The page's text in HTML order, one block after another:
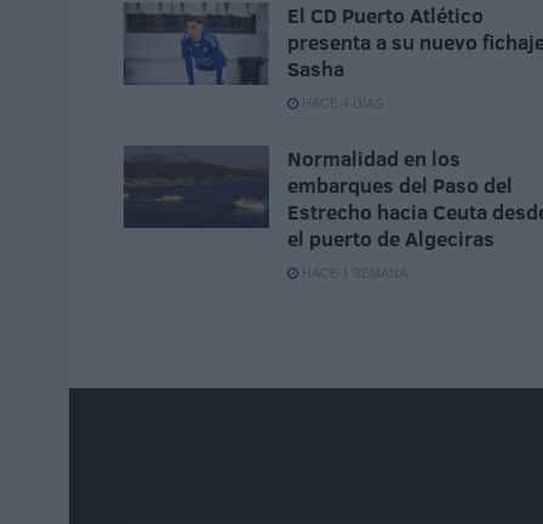
El CD Puerto Atlético
presenta a su nuevo
Sasha
HACE 4 DÍAS
Normalidad en los
embarques del Paso del
Estrecho hacia Ceuta
el puerto de Algeciras
HACE 1 SEMANA